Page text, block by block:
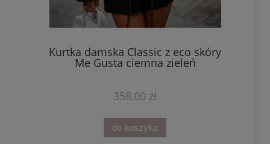
Kurtka damska Classic z eco skóry
Me Gusta ciemna zieleń
358,00 zł
do koszyka